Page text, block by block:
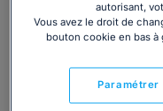
Vous
autorisant,
Vous avez le droit de
bouton cookie en bas
Paramétrer